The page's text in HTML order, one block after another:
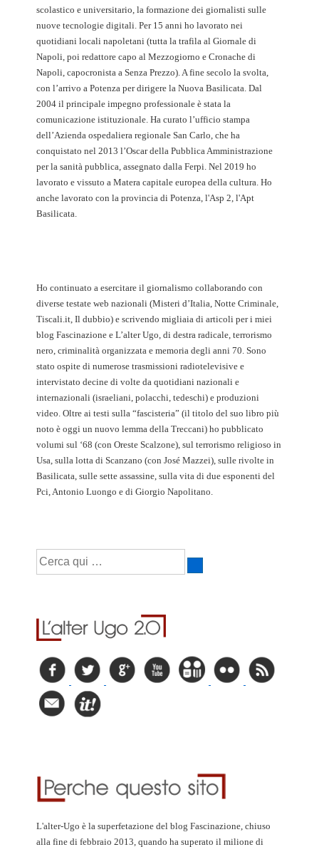
scolastico e universitario, la formazione dei giornalisti sulle
nuove tecnologie digitali. Per 15 anni ho lavorato nei
quotidiani locali napoletani (tutta la trafila al Giornale di
Napoli, poi redattore capo al Mezzogiorno e Cronache di
Napoli, capocronista a Senza Prezzo). A fine secolo la svolta,
con l’arrivo a Potenza per dirigere la Nuova Basilicata. Dal
2004 il principale impegno professionale è stata la
comunicazione istituzionale. Ha curato l’ufficio stampa
dell’Azienda ospedaliera regionale San Carlo, che ha
conquistato nel 2013 l’Oscar della Pubblica Amministrazione
per la sanità pubblica, assegnato dalla Ferpi. Nel 2019 ho
lavorato e vissuto a Matera capitale europea della cultura. Ho
anche lavorato con la provincia di Potenza, l'Asp 2, l'Apt
Basilicata.
Ho continuato a esercitare il giornalismo collaborando con
diverse testate web nazionali (Misteri d’Italia, Notte Criminale,
Tiscali.it, Il dubbio) e scrivendo migliaia di articoli per i miei
blog Fascinazione e L’alter Ugo, di destra radicale, terrorismo
nero, criminalità organizzata e memoria degli anni 70. Sono
stato ospite di numerose trasmissioni radiotelevisive e
intervistato decine di volte da quotidiani nazionali e
internazionali (israeliani, polacchi, tedeschi) e produzioni
video. Oltre ai testi sulla “fascisteria” (il titolo del suo libro più
noto è oggi un nuovo lemma della Treccani) ho pubblicato
volumi sul ‘68 (con Oreste Scalzone), sul terrorismo religioso in
Usa, sulla lotta di Scanzano (con José Mazzei), sulle rivolte in
Basilicata, sulle sette assassine, sulla vita di due esponenti del
Pci, Antonio Luongo e di Giorgio Napolitano.
Cerca:
L'alter-Ugo è la superfetazione del blog Fascinazione, chiuso
alla fine di febbraio 2013, quando ha superato il milione di